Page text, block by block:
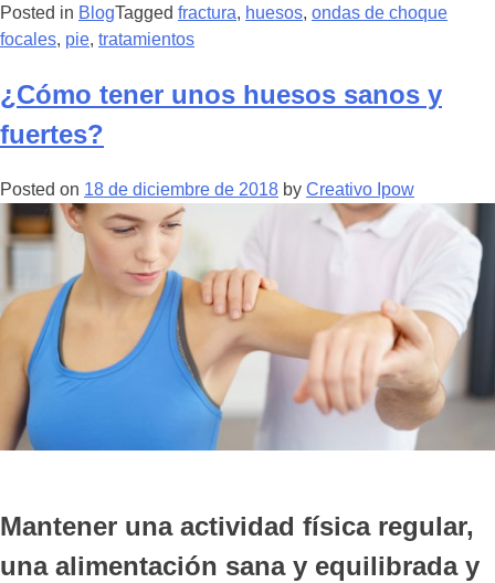
Ondas
de
en
hueso.”
Posted in BlogTagged fractura, huesos, ondas de choque
focales, pie, tratamientos
¿Cómo tener unos huesos sanos y
fuertes?
Posted on 18 de diciembre de 2018 by Creativo Ipow
Mantener una actividad física regular,
una alimentación sana y equilibrada y